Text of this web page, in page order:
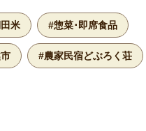
米 #惣菜･即席食品
#農家民宿どぶろく荘